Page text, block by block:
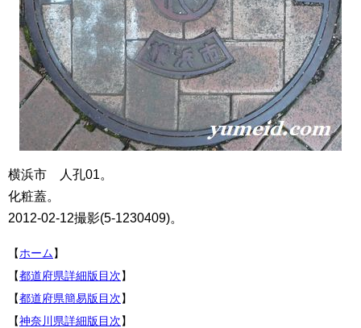
横浜市 人孔01。
化粧蓋。
2012-02-12撮影(5-1230409)。
【ホーム】
【都道府県詳細版目次】
【都道府県簡易版目次】
【神奈川県詳細版目次】